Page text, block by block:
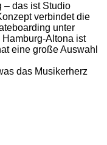
– das ist Studio
verbindet die
unter
Altona ist
eine große Auswahl
das Musikerherz